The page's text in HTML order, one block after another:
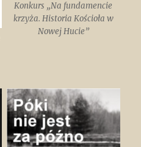
Konkurs „Na fundamencie
krzyża. Historia Kościoła w
Nowej Hucie”